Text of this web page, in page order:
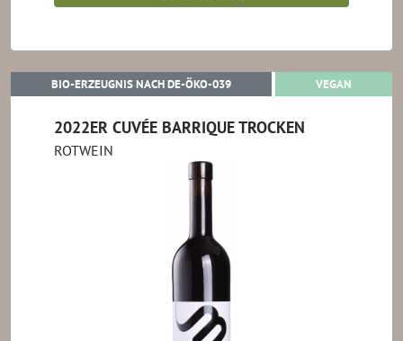
BIO-ERZEUGNIS NACH DE-ÖKO-039BIO-ERZEUGNIS NACH DE-ÖKO-
VEGAN
2022ER CUVÉE BARRIQUE TROCKEN
ROTWEIN